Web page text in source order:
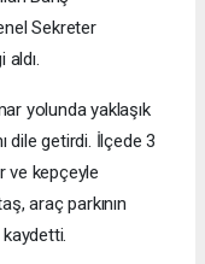
Sekreter
aldı.
yolunda yaklaşık
dile getirdi. İlçede 3
ve kepçeyle
araç parkının
kaydetti.